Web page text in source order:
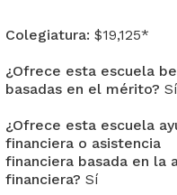
Colegiatura: $19,125*
¿Ofrece esta escuela
basadas en el mérito? Sí
¿Ofrece esta escuela
financiera o asistencia
financiera basada en la
financiera? Sí